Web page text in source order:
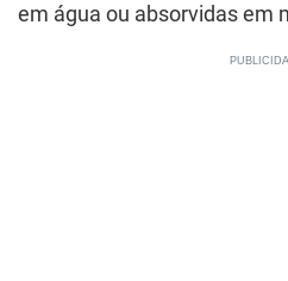
em água ou absorvidas em